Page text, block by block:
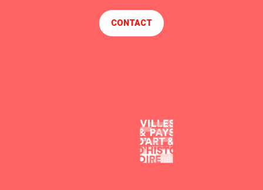
CONTACT